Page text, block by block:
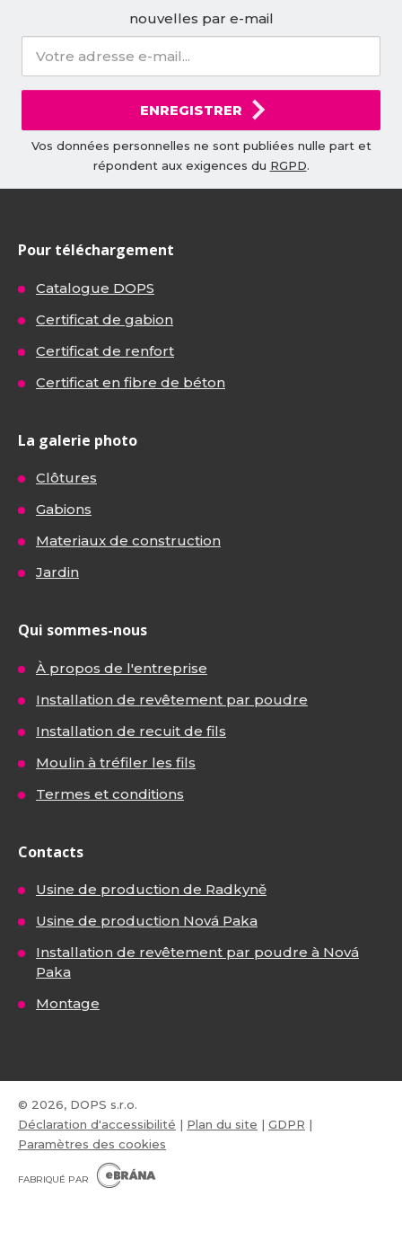
nouvelles par e-mail
ENREGISTRER
Vos données personnelles ne sont publiées nulle part et
répondent aux exigences du RGPD.
Pour téléchargement
Catalogue DOPS
Certificat de gabion
Certificat de renfort
Certificat en fibre de béton
La galerie photo
Clôtures
Gabions
Materiaux de construction
Jardin
Qui sommes-nous
À propos de l'entreprise
Installation de revêtement par poudre
Installation de recuit de fils
Moulin à tréfiler les fils
Termes et conditions
Contacts
Usine de production de Radkyně
Usine de production Nová Paka
Installation de revêtement par poudre à Nová
Paka
Montage
© 2026, DOPS s.r.o.
Déclaration d'accessibilité | Plan du site | GDPR |
Paramètres des cookies
FABRIQUÉ PAR
B